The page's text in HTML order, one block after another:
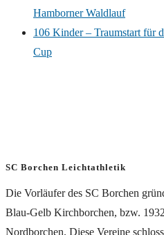
Hamborner Waldlauf
106 Kinder – Traumstart für
Cup
SC Borchen Leichtathletik
Die Vorläufer des SC Borchen
Blau-Gelb Kirchborchen, bzw.
Nordborchen. Diese Vereine